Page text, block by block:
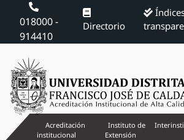
018000 -
914410
Directorio
Acreditación
institucional
Instituto de
Extensión